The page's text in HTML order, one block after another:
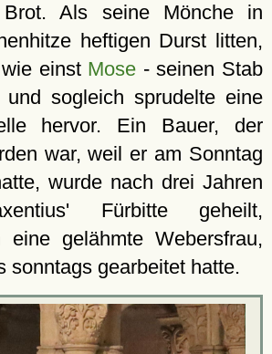
Brot. Als seine Mönche in
heftigen Durst litten,
einst Mose - seinen Stab
sogleich sprudelte eine
hervor. Ein Bauer, der
war, weil er am Sonntag
wurde nach drei Jahren
Fürbitte geheilt,
eine gelähmte Webersfrau,
sonntags gearbeitet hatte.